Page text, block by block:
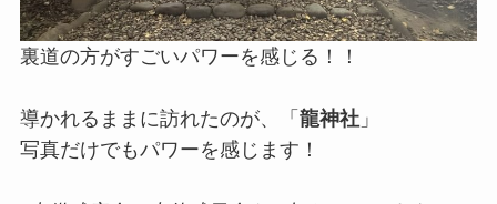
裏道の方がすごいパワーを感じる！！
導かれるままに訪れたのが、「 龍神社」
写真だけでもパワーを感じます！